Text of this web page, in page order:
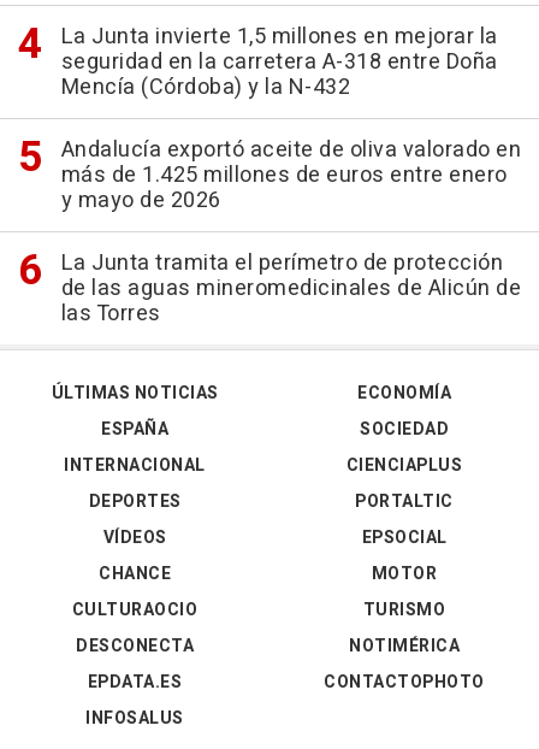
La Junta invierte 1,5 millones en mejorar la
seguridad en la carretera A-318 entre Doña
Mencía (Córdoba) y la N-432
Andalucía exportó aceite de oliva valorado en
más de 1.425 millones de euros entre enero
y mayo de 2026
La Junta tramita el perímetro de protección
de las aguas mineromedicinales de Alicún de
las Torres
ÚLTIMAS NOTICIAS
ESPAÑA
INTERNACIONAL
DEPORTES
VÍDEOS
ECONOMÍA
SOCIEDAD
CIENCIAPLUS
PORTALTIC
EPSOCIAL
CHANCE
CULTURAOCIO
DESCONECTA
EPDATA.ES
INFOSALUS
MOTOR
TURISMO
NOTIMÉRICA
CONTACTOPHOTO